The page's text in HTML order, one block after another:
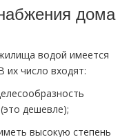
дома
водой имеется
их число входят:
дешевле);
высокую степень